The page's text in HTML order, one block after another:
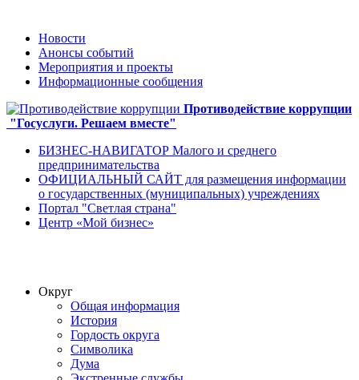
Новости
Анонсы событий
Мероприятия и проекты
Информационные сообщения
Противодействие коррупции
"Госуслуги. Решаем вместе"
БИЗНЕС-НАВИГАТОР Малого и среднего
предпринимательства
ОФИЦИАЛЬНЫЙ САЙТ для размещения информации
о государственных (муниципальных) учреждениях
Портал "Светлая страна"
Центр «Мой бизнес»
Округ
Общая информация
История
Гордость округа
Символика
Дума